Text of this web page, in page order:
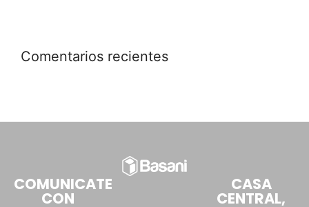
Comentarios recientes
COMUNICATE
CON
CASA
CENTRAL,